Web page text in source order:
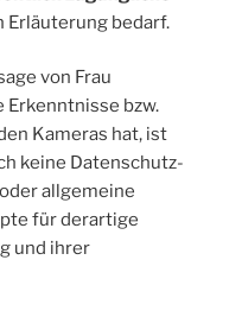
Erläuterung bedarf.
von Frau
bzw.
Kameras hat, ist
keine Datenschutz-
allgemeine
für derartige
und ihrer